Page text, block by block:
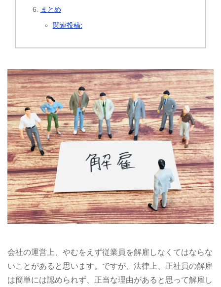
まとめ
関連投稿:
会社の運営上、やむをえず従業員を解雇しなくてはならな
いことがあると思います。ですが、法律上、正社員の解雇
は簡単には認められず、正当な理由があると思って解雇し